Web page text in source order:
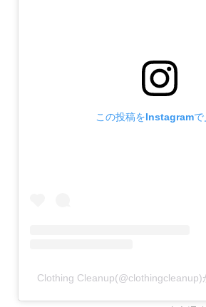
この投稿をInstagramで
Clothing Cleanup(@clothingcleanup)